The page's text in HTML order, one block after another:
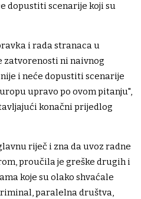
dopustiti scenarije koji su
i rada stranaca u
zatvorenosti ni naivnog
i neće dopustiti scenarije
upravo po ovom pitanju",
konačni prijedlog
riječ i zna da uvoz radne
proučila je greške drugih i
koje su olako shvaćale
paralelna društva,